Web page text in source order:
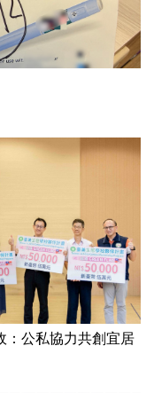
公私協力共創宜居